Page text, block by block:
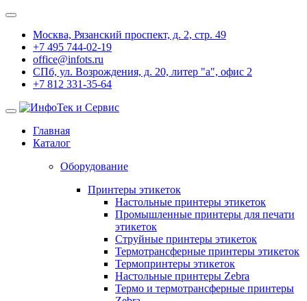
Москва, Рязанский проспект, д. 2, стр. 49
+7 495 744-02-19
office@infots.ru
СПб, ул. Возрождения, д. 20, литер "a", офис 2
+7 812 331-35-64
Главная
Каталог
Оборудование
Принтеры этикеток
Настольные принтеры этикеток
Промышленные принтеры для печати
этикеток
Струйные принтеры этикеток
Термотрансферные принтеры этикеток
Термопринтеры этикеток
Настольные принтеры Zebra
Термо и термотрансферные принтеры